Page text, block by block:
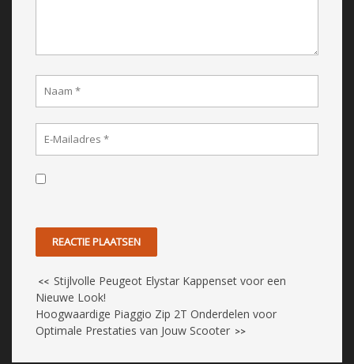
<< Stijlvolle Peugeot Elystar Kappenset voor een
Nieuwe Look!
Hoogwaardige Piaggio Zip 2T Onderdelen voor
Optimale Prestaties van Jouw Scooter >>